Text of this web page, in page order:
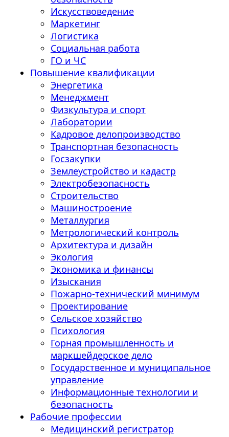
Искусствоведение
Маркетинг
Логистика
Социальная работа
ГО и ЧС
Повышение квалификации
Энергетика
Менеджмент
Физкультура и спорт
Лаборатории
Кадровое делопроизводство
Транспортная безопасность
Госзакупки
Землеустройство и кадастр
Электробезопасность
Строительство
Машиностроение
Металлургия
Метрологический контроль
Архитектура и дизайн
Экология
Экономика и финансы
Изыскания
Пожарно-технический минимум
Проектирование
Сельское хозяйство
Психология
Горная промышленность и
маркшейдерское дело
Государственное и муниципальное
управление
Информационные технологии и
безопасность
Рабочие профессии
Медицинский регистратор